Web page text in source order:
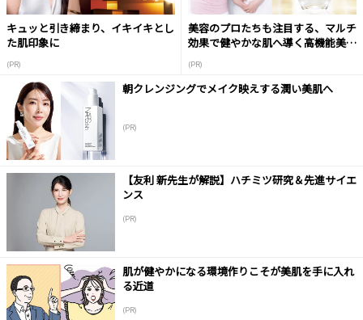
キュッと引き締まり、イキイキとし
た肌印象に
(PR)
美容のプロたちも注目する、マルチ
効果で健やかな肌へ導く高機能美容
(PR)
朝クレンジングでメイク映えする潤い美肌へ
(PR)
【友利 新先生が解説】ハチミツ研究＆先進サイエ
ンス
(PR)
肌が健やかになる環境作りこそが美肌を手に入れ
る近道
(PR)